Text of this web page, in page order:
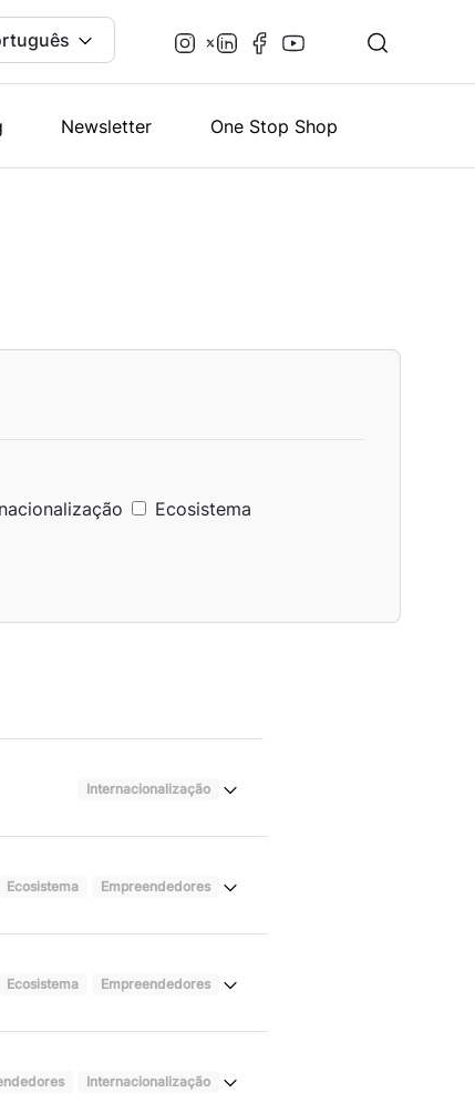
Newsletter One Stop Shop
Ecosistema
Internacionalização
Ecosistema Empreendedores
Ecosistema Empreendedores
Internacionalização